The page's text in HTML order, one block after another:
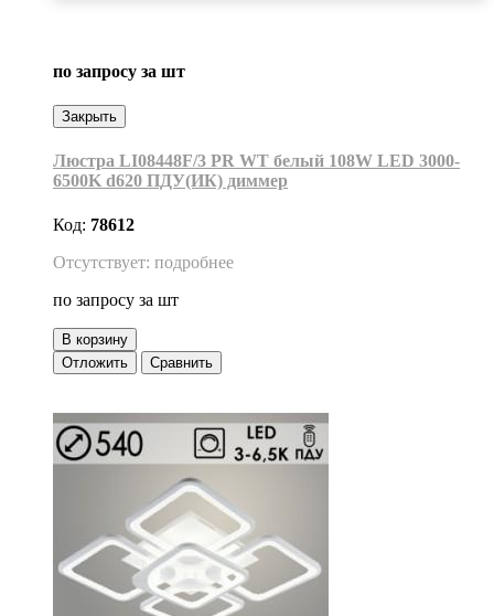
по запросу за шт
Закрыть
Люстра LI08448F/3 PR WT белый 108W LED 3000-
6500K d620 ПДУ(ИК) диммер
Код: 78612
Отсутствует: подробнее
по запросу за шт
В корзину
Отложить
Сравнить